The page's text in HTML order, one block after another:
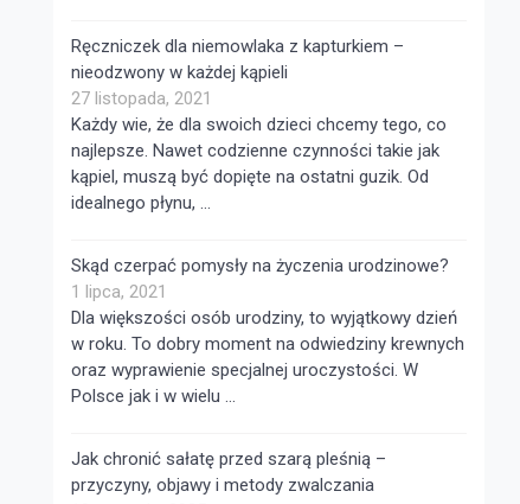
Ręczniczek dla niemowlaka z kapturkiem –
nieodzwony w każdej kąpieli
27 listopada, 2021
Każdy wie, że dla swoich dzieci chcemy tego, co
najlepsze. Nawet codzienne czynności takie jak
kąpiel, muszą być dopięte na ostatni guzik. Od
idealnego płynu, …
Skąd czerpać pomysły na życzenia urodzinowe?
1 lipca, 2021
Dla większości osób urodziny, to wyjątkowy dzień
w roku. To dobry moment na odwiedziny krewnych
oraz wyprawienie specjalnej uroczystości. W
Polsce jak i w wielu …
Jak chronić sałatę przed szarą pleśnią –
przyczyny, objawy i metody zwalczania